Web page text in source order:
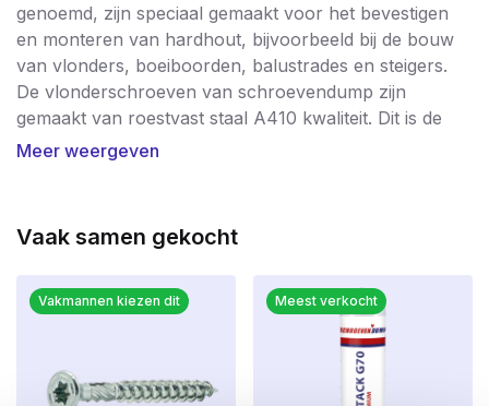
genoemd, zijn speciaal gemaakt voor het bevestigen
en monteren van hardhout, bijvoorbeeld bij de bouw
van vlonders, boeiboorden, balustrades en steigers.
De vlonderschroeven van schroevendump zijn
gemaakt van roestvast staal A410 kwaliteit. Dit is de
meest betrouwbare kwaliteit staal als het gaat om RVS.
voor kwaliteit en kies voor de RVS A410
De speciale voorsnijpunt maakt het mogelijk om de
voorboren te verwerken.
Onder de kop van de schroef zijn speciale
schachtribben aangebracht die het gat in de
Meer weergeven
Vaak samen gekocht
Vakmannen kiezen dit Meest verkocht